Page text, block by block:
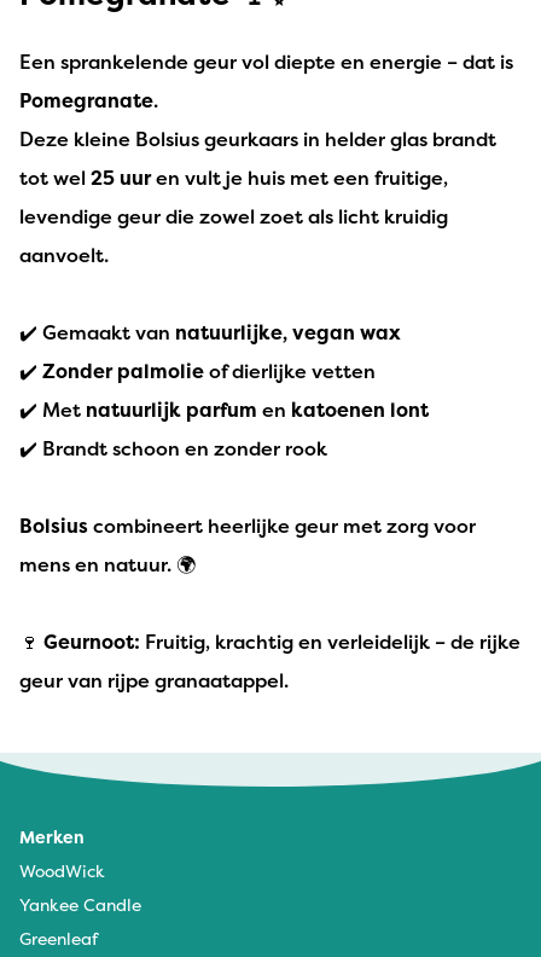
Een sprankelende geur vol diepte en energie – dat is
Pomegranate.
Deze kleine Bolsius geurkaars in helder glas brandt
tot wel25 uuren vult je huis met een fruitige,
levendige geur die zowel zoet als licht kruidig
aanvoelt.
✔️ Gemaakt van natuurlijke, vegan wax
✔️ Zonder palmolieof dierlijke vetten
✔️ Met natuurlijk parfum en katoenen lont
✔️ Brandt schoon en zonder rook
Bolsiuscombineert heerlijke geur met zorg voor
mens en natuur. 🌍
🍷 Geurnoot: Fruitig, krachtig en verleidelijk – de rijke
geur van rijpe granaatappel.
Merken
WoodWick
Yankee Candle
Greenleaf